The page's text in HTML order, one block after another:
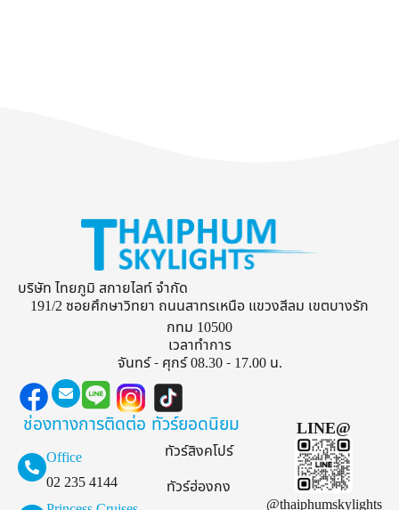
บริษัท ไทยภูมิ สกายไลท์ จำกัด
191/2 ซอยศึกษาวิทยา ถนนสาทรเหนือ แขวงสีลม เขตบางรัก
กทม 10500
เวลาทำการ
จันทร์ - ศุกร์ 08.30 - 17.00 น.
ช่องทางการติดต่อ
Office
02 235 4144
ทัวร์ยอดนิยม
ทัวร์สิงคโปร์
ทัวร์ฮ่องกง
LINE@
@thaiphumskylights